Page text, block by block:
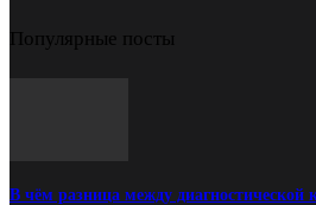
Популярные посты
В чём разница между диагностической